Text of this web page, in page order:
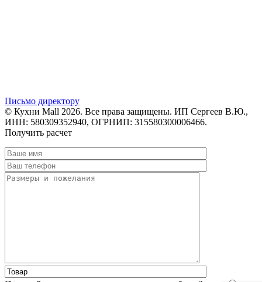
Письмо директору
© Кухни Mall 2026. Все права защищены. ИП Сергеев В.Ю.,
ИНН: 580309352940, ОГРНИП: 315580300006466.
Получить расчет